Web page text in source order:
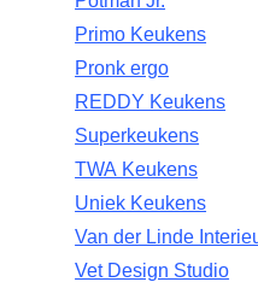
Primo Keukens
Pronk ergo
REDDY Keukens
Superkeukens
TWA Keukens
Uniek Keukens
Van der Linde
Vet Design Studio